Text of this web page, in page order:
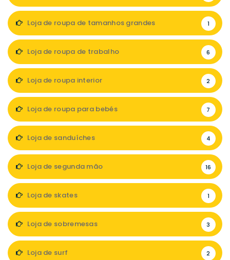
Loja de roupa de tamanhos grandes 1
Loja de roupa de trabalho 6
Loja de roupa interior 2
Loja de roupa para bebés 7
Loja de sanduíches 4
Loja de segunda mão 16
Loja de skates 1
Loja de sobremesas 3
Loja de surf 2